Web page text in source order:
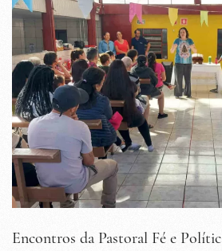
Encontros da Pastoral Fé e